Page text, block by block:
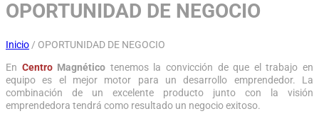
OPORTUNIDAD DE NEGOCIO
Inicio / OPORTUNIDAD DE NEGOCIO
En Centro Magnético tenemos la convicción de que el trabajo en
equipo es el mejor motor para un desarrollo emprendedor. La
combinación de un excelente producto junto con la visión
emprendedora tendrá como resultado un negocio exitoso.